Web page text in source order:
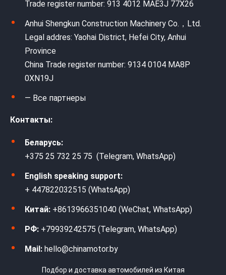
Trade register number: 913 4012 MAE3J 77X26
Anhui Shengkun Construction Machinery Co.，Ltd.
Legal addres: Yaohai District, Hefei City, Anhui
Province
China Trade register number: 9134 0104 MA8P
0XN19J
— Все партнеры
Контакты:
Беларусь:
+375 25 732 25 75 (Telegram, WhatsApp)
English speaking support:
+ 447822032515 (WhatsApp)
Китай: +8613966351040 (WeChat, WhatsApp)
РФ: +79939242575 (Telegram, WhatsApp)
Mail: hello@chinamotor.by
Подбор и доставка автомобилей из Китая